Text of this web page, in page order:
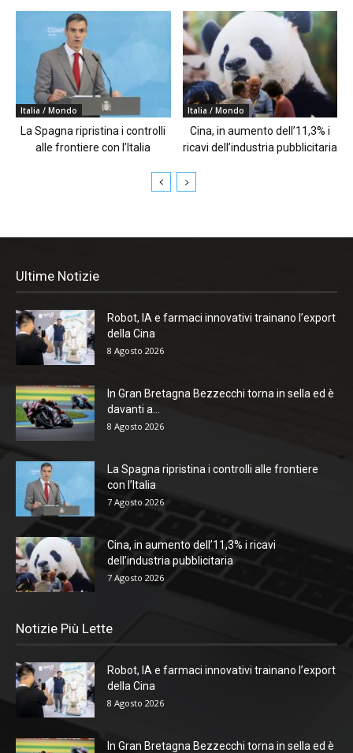
Italia / Mondo
La Spagna ripristina i controlli
alle frontiere con l’Italia
Italia / Mondo
Cina, in aumento dell’11,3% i
ricavi dell’industria pubblicitaria
Ultime Notizie
Robot, IA e farmaci innovativi trainano l’export
della Cina
8 Agosto 2026
In Gran Bretagna Bezzecchi torna in sella ed è
davanti a...
8 Agosto 2026
La Spagna ripristina i controlli alle frontiere
con l’Italia
7 Agosto 2026
Cina, in aumento dell’11,3% i ricavi
dell’industria pubblicitaria
7 Agosto 2026
Notizie Più Lette
Robot, IA e farmaci innovativi trainano l’export
della Cina
8 Agosto 2026
In Gran Bretagna Bezzecchi torna in sella ed è